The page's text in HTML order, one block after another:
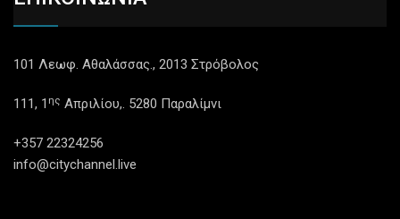
101 Λεωφ. Αθαλάσσας., 2013 Στρόβολος
111, 1 ης Απριλίου,. 5280 Παραλίμνι
+357 22324256
info@citychannel.live